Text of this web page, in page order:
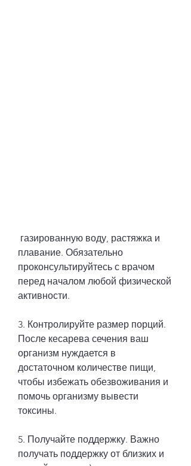
плавание. Обязательно
проконсультируйтесь с врачом
перед началом любой физической
активности.
3. Контролируйте размер порций.
После кесарева сечения ваш
организм нуждается в
достаточном количестве пищи,
чтобы избежать обезвоживания и
помочь организму вывести
токсины.
5. Получайте поддержку. Важно
получать поддержку от близких и